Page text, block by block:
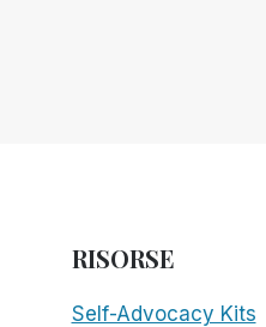
RISORSE
Self-Advocacy Kits